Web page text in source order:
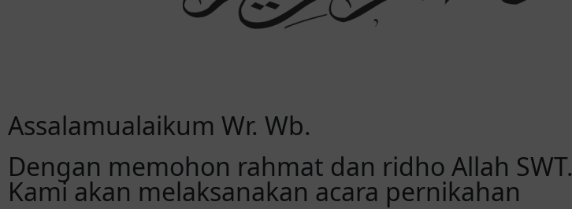
Assalamualaikum Wr. Wb.
Dengan memohon rahmat dan ridho Allah SWT.
Kami akan melaksanakan acara pernikahan